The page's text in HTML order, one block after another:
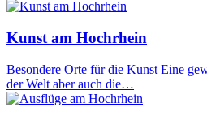
Kunst am Hochrhein
Besondere Orte für die Kunst Eine
der Welt aber auch die…